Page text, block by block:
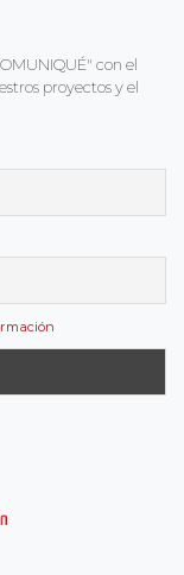
con el
proyectos y el